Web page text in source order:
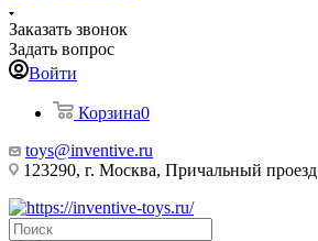
Заказать звонок
Задать вопрос
Войти
Корзина0
toys@inventive.ru
123290, г. Москва, Причальный